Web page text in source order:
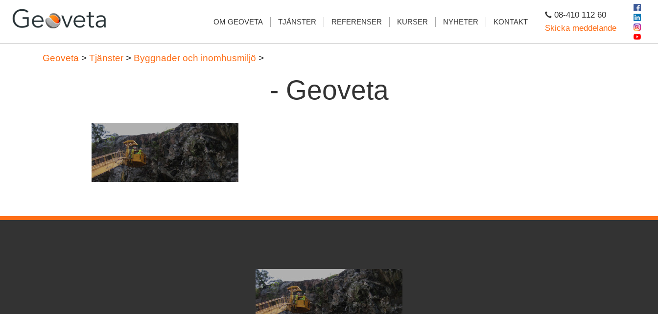
08-410 112 60
Skicka meddelande
OM GEOVETA TJÄNSTER REFERENSER KURSER NYHETER KONTAKT
Geoveta > Tjänster > Byggnader och inomhusmiljö >
- Geoveta